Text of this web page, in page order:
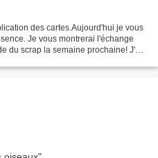
des cartes.Aujourd'hui je vous
Je vous montrerai l'échange
du scrap la semaine prochaine! J'ai